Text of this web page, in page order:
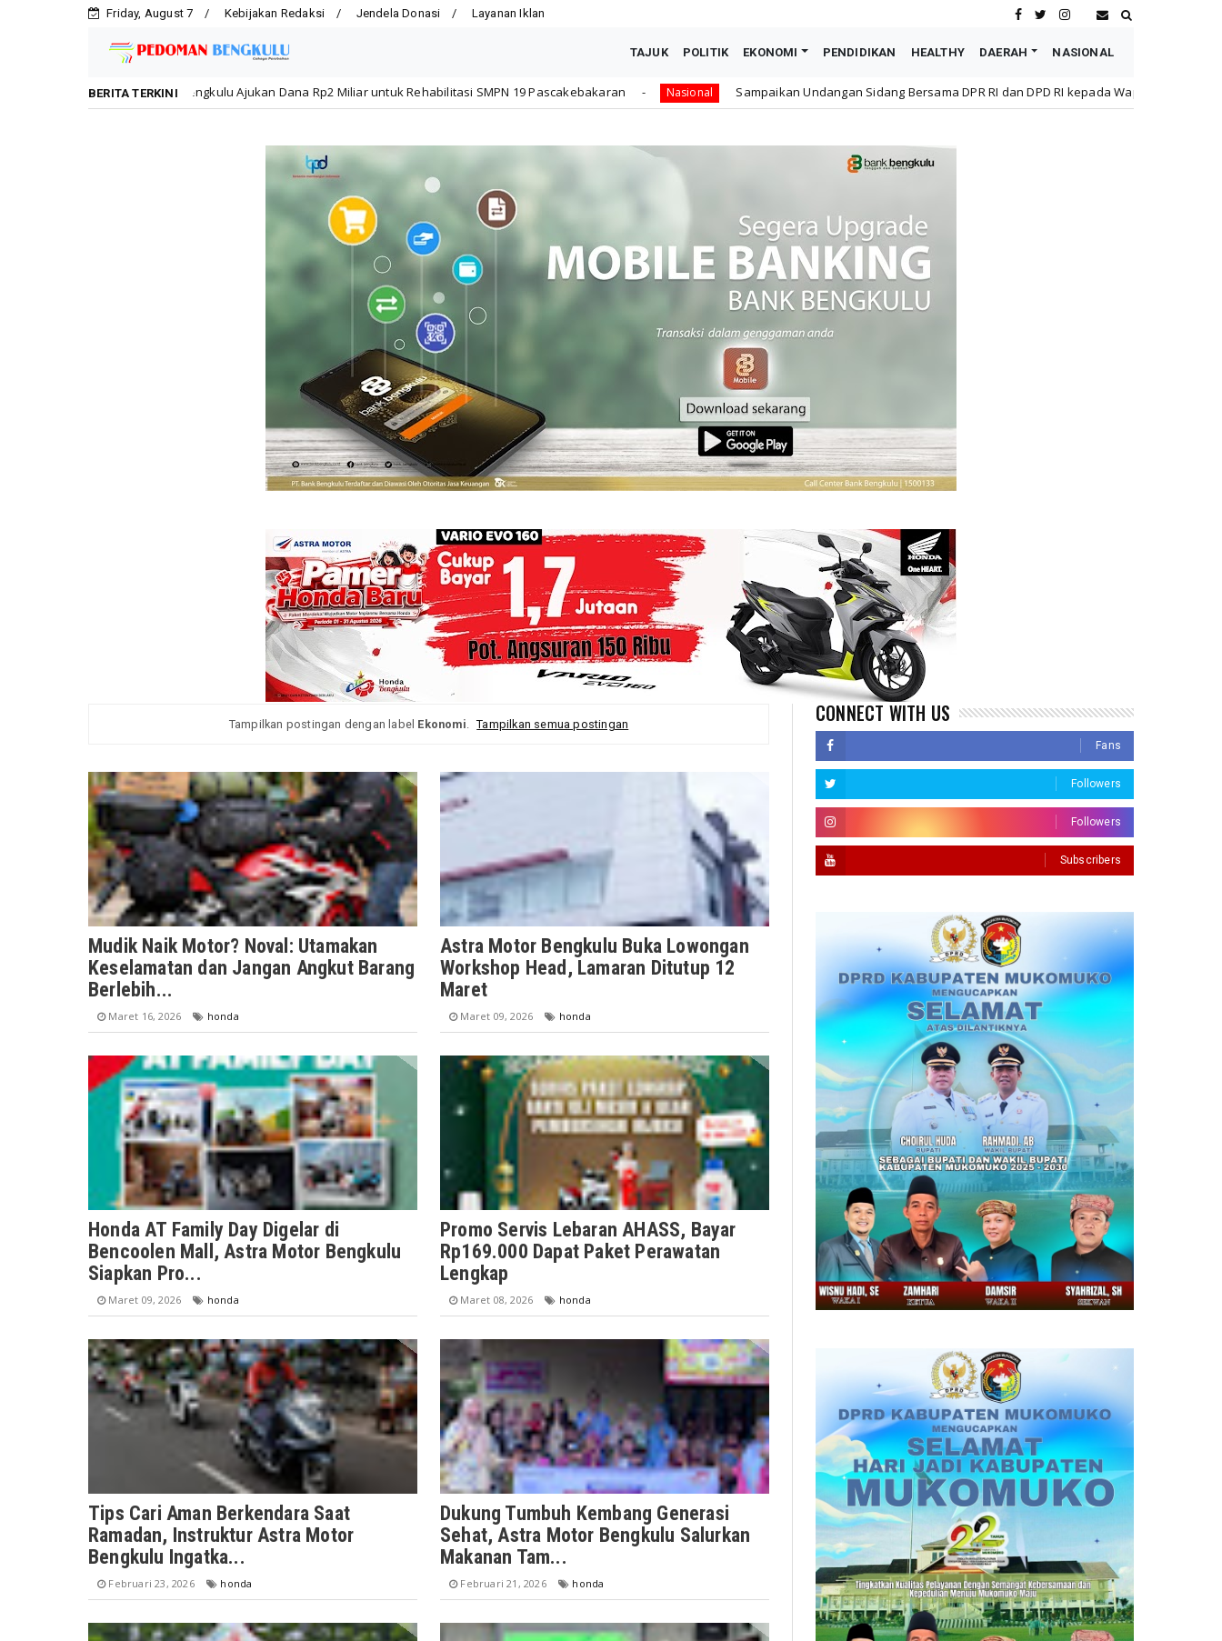
Friday, August 7 Kebijakan Redaksi Jendela Donasi Layanan Iklan
TAJUK POLITIK EKONOMI PENDIDIKAN HEALTHY DAERAH NASIONAL
BERITA TERKINI
Ajukan Dana Rp2 Miliar untuk Rehabilitasi SMPN 19 Pascakebakaran Nasional Sampaikan Undangan Sidang Bersama DPR RI dan DPD RI kepada Wapres Boediono, Sultan: Beliau Tokoh Bangsa
Tampilkan postingan dengan label Ekonomi. Tampilkan semua postingan
Mudik Naik Motor? Noval: Utamakan
Keselamatan dan Jangan Angkut Barang
Berlebih...
Maret 16, 2026 honda
Astra Motor Bengkulu Buka Lowongan
Workshop Head, Lamaran Ditutup 12
Maret
Maret 09, 2026 honda
Honda AT Family Day Digelar di
Bencoolen Mall, Astra Motor Bengkulu
Siapkan Pro...
Maret 09, 2026 honda
Promo Servis Lebaran AHASS, Bayar
Rp169.000 Dapat Paket Perawatan
Lengkap
Maret 08, 2026 honda
Tips Cari Aman Berkendara Saat
Ramadan, Instruktur Astra Motor
Bengkulu Ingatka...
Februari 23, 2026 honda
Dukung Tumbuh Kembang Generasi
Sehat, Astra Motor Bengkulu Salurkan
Makanan Tam...
Februari 21, 2026 honda
CONNECT WITH US
Fans
Followers
Followers
Subscribers